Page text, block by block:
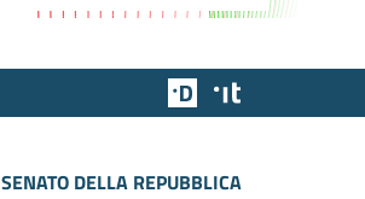
Team Digitale
SENATO DELLA REPUBBLICA